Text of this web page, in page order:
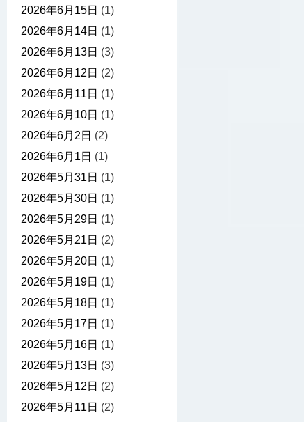
2026年6月15日 (1)
2026年6月14日 (1)
2026年6月13日 (3)
2026年6月12日 (2)
2026年6月11日 (1)
2026年6月10日 (1)
2026年6月2日 (2)
2026年6月1日 (1)
2026年5月31日 (1)
2026年5月30日 (1)
2026年5月29日 (1)
2026年5月21日 (2)
2026年5月20日 (1)
2026年5月19日 (1)
2026年5月18日 (1)
2026年5月17日 (1)
2026年5月16日 (1)
2026年5月13日 (3)
2026年5月12日 (2)
2026年5月11日 (2)